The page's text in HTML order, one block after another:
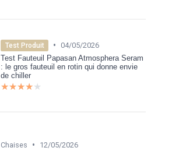
Test Produit • 04/05/2026
Test Fauteuil Papasan Atmosphera Seram
: le gros fauteuil en rotin qui donne envie
de chiller
★★★★★
★★★★★
Chaises •
12/05/2026